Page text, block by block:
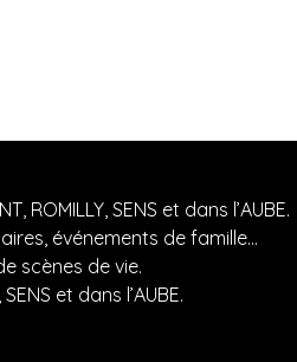
ROMILLY, SENS et dans l’AUBE.
événements de famille…
scènes de vie.
et dans l’AUBE.